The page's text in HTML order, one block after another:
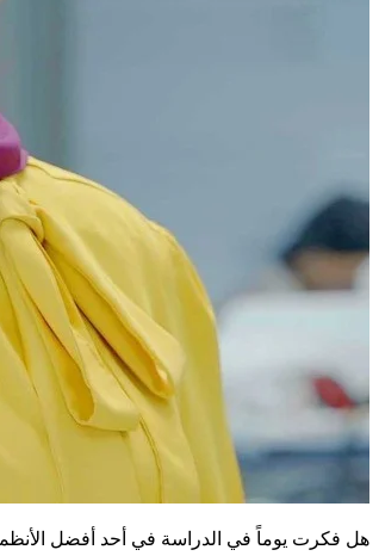
هل فكرت يوماً في الدراسة في أحد أفضل